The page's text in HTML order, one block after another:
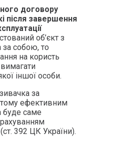
договору
після завершення
об’єкт з
за собою, то
на користь
іншої особи.
за
тому ефективним
буде саме
392 ЦК України).